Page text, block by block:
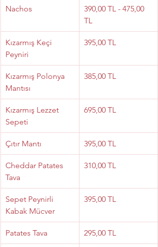
Nachos
390,00 TL - 475,00
TL
Kızarmış Keçi
Peyniri
395,00 TL
Kızarmış Polonya
Mantısı
385,00 TL
Kızarmış Lezzet
Sepeti
695,00 TL
Çıtır Mantı 395,00 TL
Cheddar Patates
Tava
310,00 TL
Sepet Peynirli
Kabak Mücver
395,00 TL
Patates Tava 295,00 TL